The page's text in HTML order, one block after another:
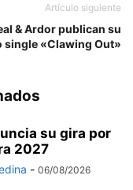
Artículo siguiente
& Ardor publican su
single «Clawing Out»
su gira por
2027
- 06/08/2026